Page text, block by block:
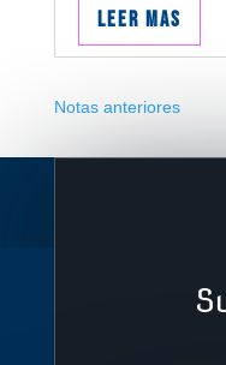
Leer mas
Notas anteriores